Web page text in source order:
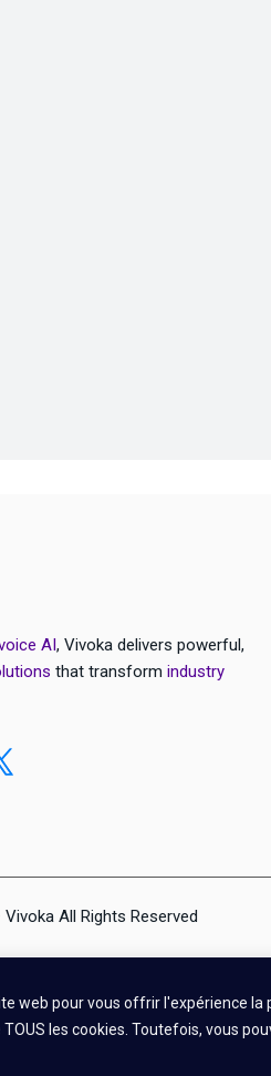
web pour vous offrir l'expérience
les cookies. Toutefois, vous
AI, Vivoka delivers powerful,
that transformindustry
All Rights Reserved